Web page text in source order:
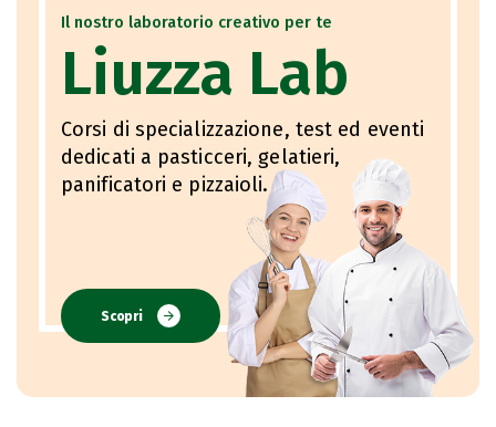
Il nostro laboratorio creativo per te
Liuzza Lab
Corsi di specializzazione, test ed eventi
dedicati a pasticceri, gelatieri,
panificatori e pizzaioli.
Scopri